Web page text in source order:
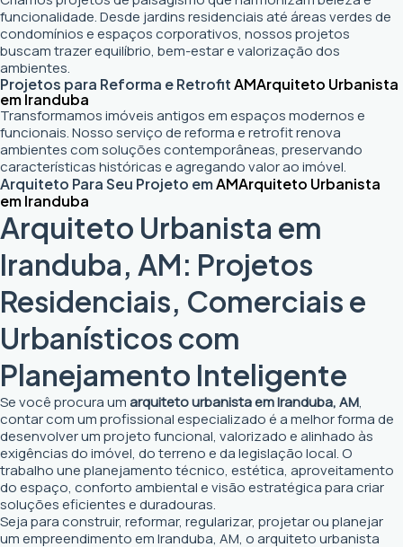
funcionalidade. Desde jardins residenciais até áreas verdes de
condomínios e espaços corporativos, nossos projetos
buscam trazer equilíbrio, bem-estar e valorização dos
ambientes.
Projetos para Reforma e RetrofitAMArquiteto Urbanista
em Iranduba
Transformamos imóveis antigos em espaços modernos e
funcionais. Nosso serviço de reforma e retrofit renova
ambientes com soluções contemporâneas, preservando
características históricas e agregando valor ao imóvel.
Arquiteto Para Seu Projeto emAMArquiteto Urbanista
em Iranduba
Arquiteto Urbanista em
Iranduba, AM: Projetos
Residenciais, Comerciais e
Urbanísticos com
Planejamento Inteligente
Se você procura umarquiteto urbanista em Iranduba, AM,
contar com um profissional especializado é a melhor forma de
desenvolver um projeto funcional, valorizado e alinhado às
exigências do imóvel, do terreno e da legislação local. O
trabalho une planejamento técnico, estética, aproveitamento
do espaço, conforto ambiental e visão estratégica para criar
soluções eficientes e duradouras.
Seja para construir, reformar, regularizar, projetar ou planejar
um empreendimento em Iranduba, AM, o arquiteto urbanista